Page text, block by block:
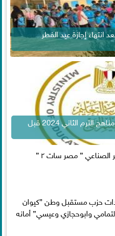
إجازة عيد الفطر
التعليم تشدد على الانتهاء من مناهج الترم الثاني 2024 قبل
الصناعي ” مصر سات ٢ ”
حزب مستقبل وطن ”كيوان
وابوحجازي وعيسي” أمانه